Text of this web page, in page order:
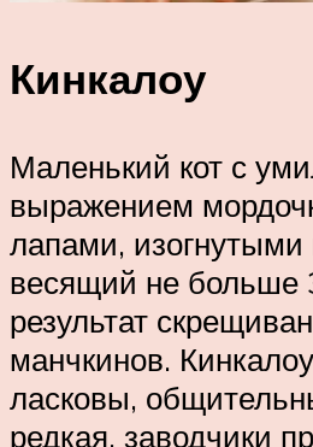
Кинкалоу
Маленький кот с
выражением
лапами,
весящий не больше
результат
манчкинов.
ласковы,
редкая, заводчики